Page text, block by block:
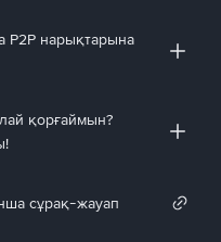
P2P нарықтарына
қорғаймын?
сұрақ-жауап